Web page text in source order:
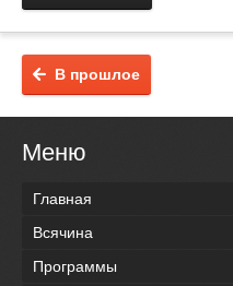
В прошлое
Меню
Главная
Всячина
Программы